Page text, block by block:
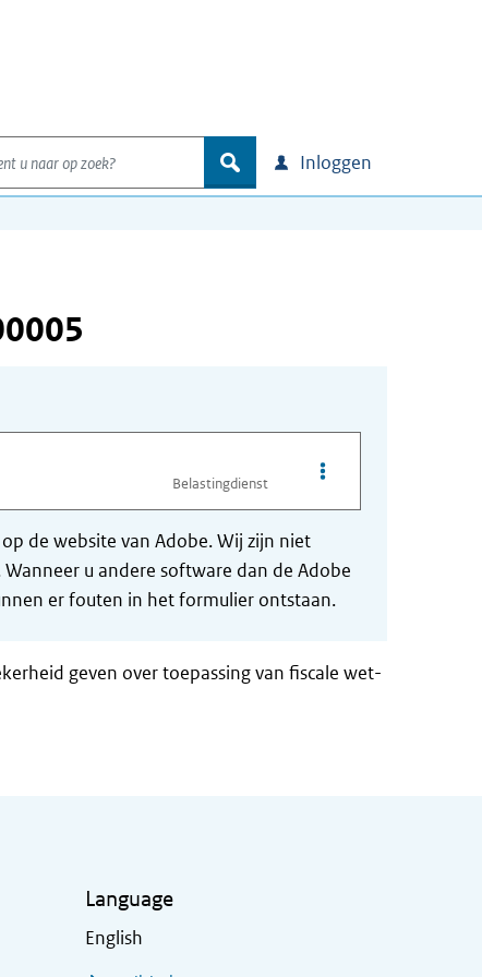
u naar op zoek?
zoek Inloggen
Belastingdienst
Opties van bestand
de website van Adobe. Wij zijn niet
u andere software dan de Adobe
er fouten in het formulier ontstaan.
geven over toepassing van fiscale wet-
Language
English